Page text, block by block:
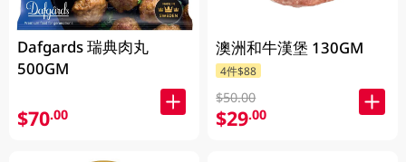
Dafgards 瑞典肉丸
500GM
$70.00
澳洲和牛漢堡 130GM
4件$88
$50.00
$29.00